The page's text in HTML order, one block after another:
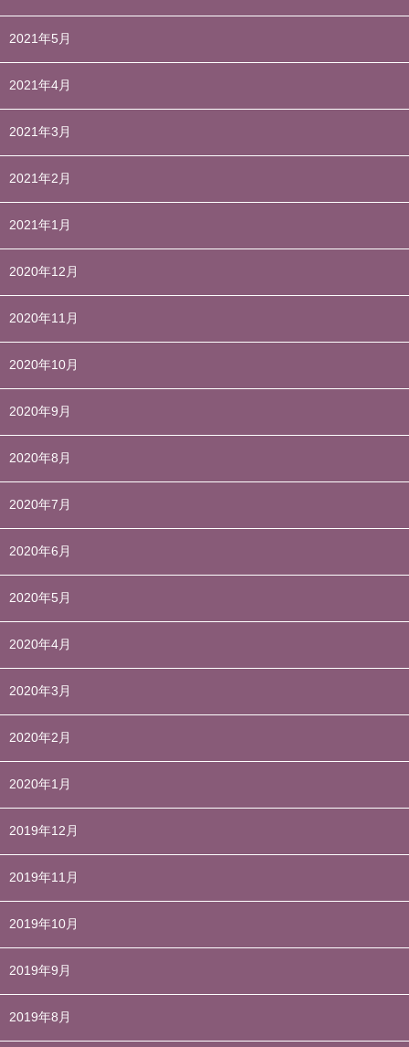
2021年5月
2021年4月
2021年3月
2021年2月
2021年1月
2020年12月
2020年11月
2020年10月
2020年9月
2020年8月
2020年7月
2020年6月
2020年5月
2020年4月
2020年3月
2020年2月
2020年1月
2019年12月
2019年11月
2019年10月
2019年9月
2019年8月